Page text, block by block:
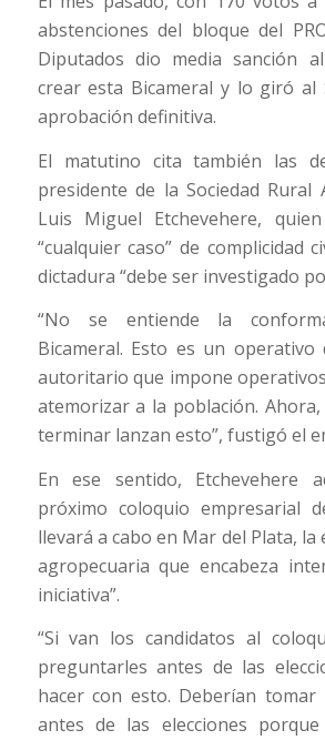
abstenciones del bloque del
Diputados dio media sanción
crear esta Bicameral y lo giró al
aprobación definitiva.
El matutino cita también las
presidente de la Sociedad Rural
Luis Miguel Etchevehere,
“cualquier caso” de complicidad
dictadura “debe ser investigado
“No se entiende la
Bicameral. Esto es un
autoritario que impone
atemorizar a la población.
terminar lanzan esto”, fustigó el
En ese sentido, Etchevehere
próximo coloquio empresarial
llevará a cabo en Mar del Plata,
agropecuaria que encabeza
iniciativa”.
“Si van los candidatos al
preguntarles antes de las
hacer con esto. Deberían tomar
antes de las elecciones